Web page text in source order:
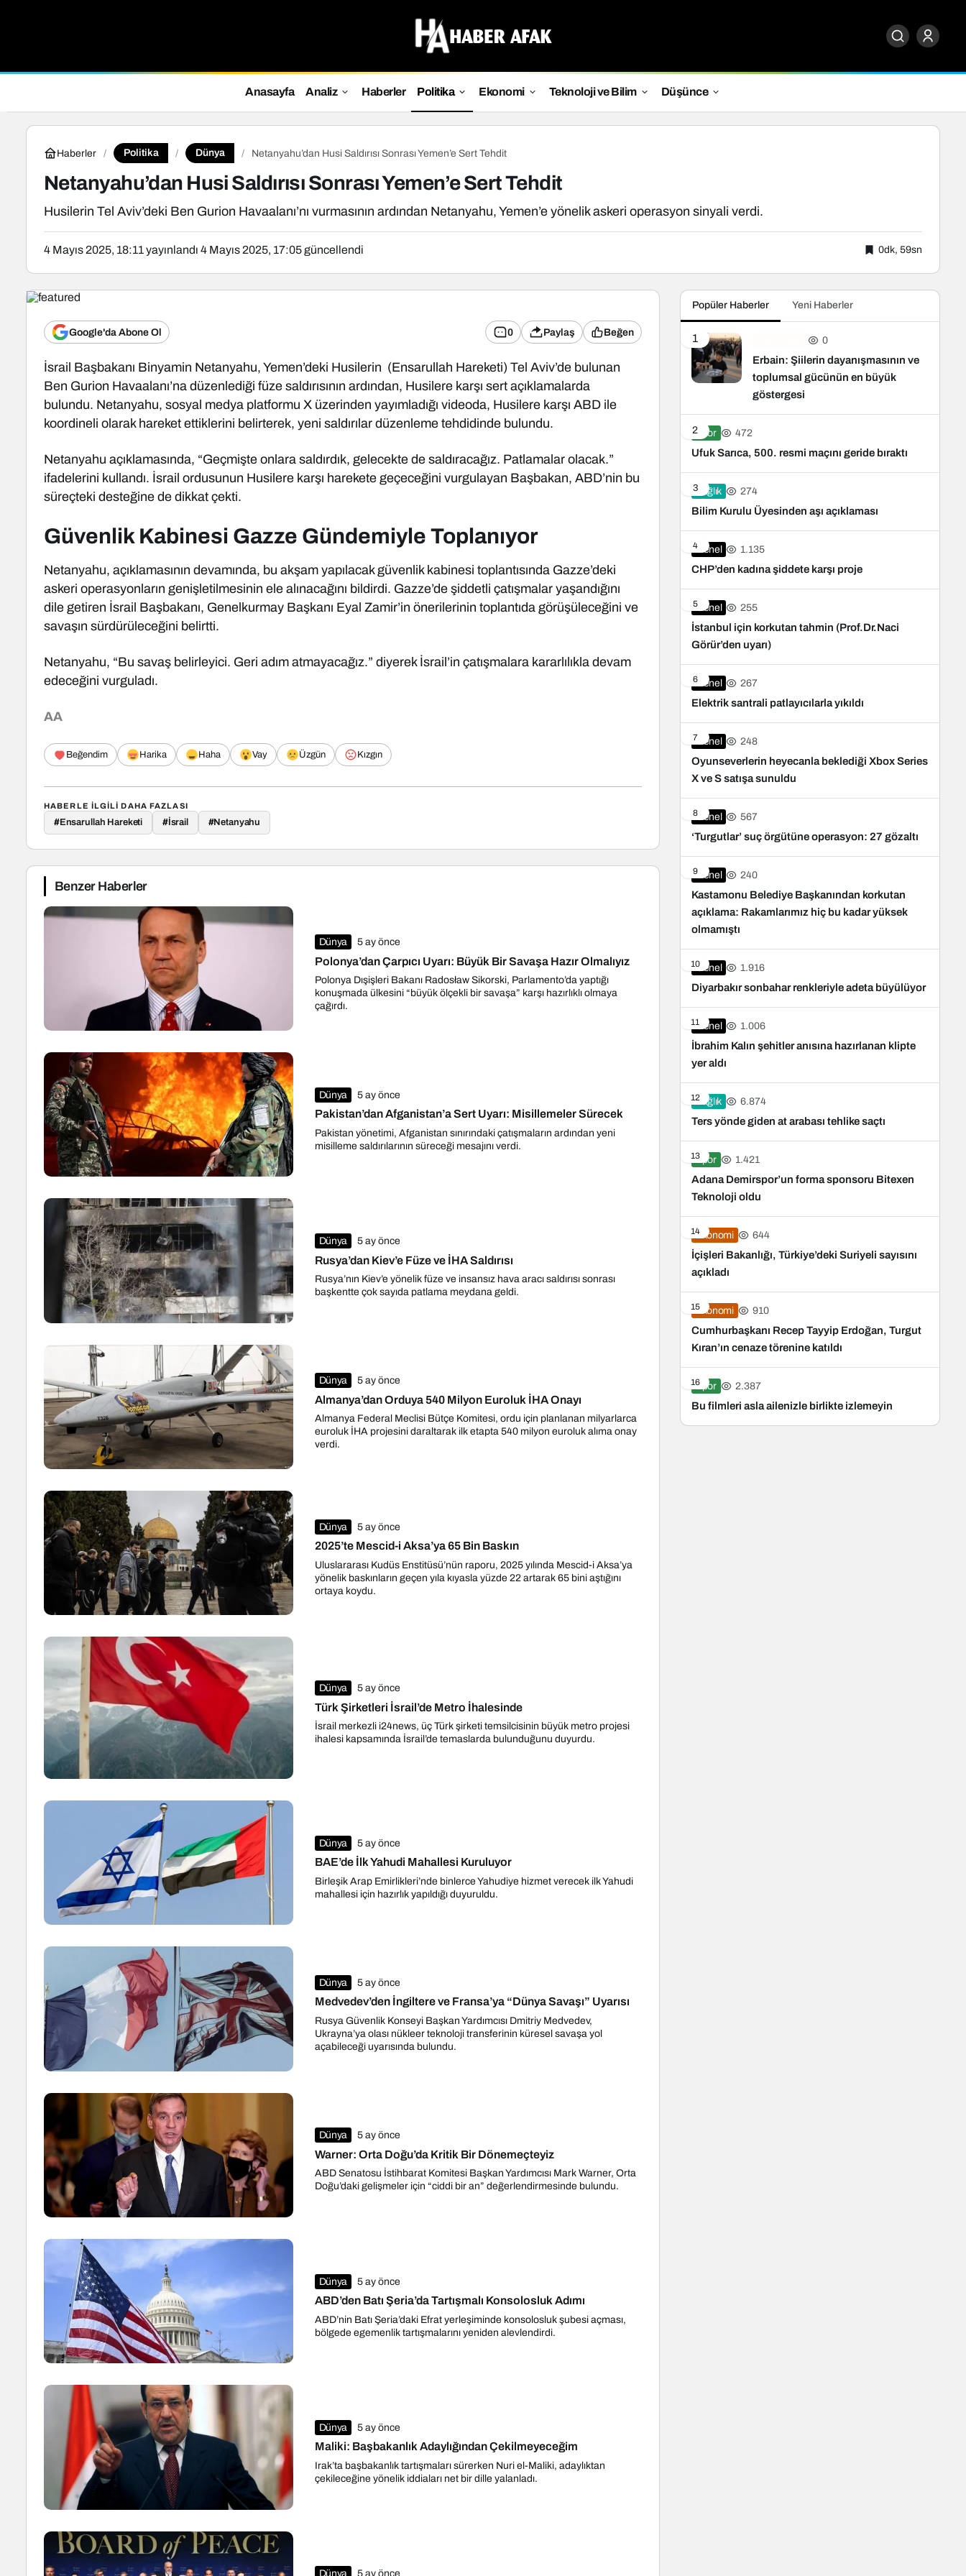
Anasayfa Analiz Haberler Politika Ekonomi Teknoloji ve Bilim Düşünce
Haberler Politika Dünya Netanyahu’dan Husi Saldırısı Sonrası Yemen’e Sert Tehdit
Netanyahu’dan Husi Saldırısı Sonrası Yemen’e Sert Tehdit
Husilerin Tel Aviv’deki Ben Gurion Havaalanı’nı vurmasının ardından Netanyahu, Yemen’e yönelik askeri operasyon sinyali verdi.
4 Mayıs 2025, 18:11yayınlandı 4 Mayıs 2025, 17:05güncellendi 0dk, 59sn
Google'da Abone Ol 0 Paylaş Beğen
İsrail Başbakanı Binyamin Netanyahu, Yemen’deki Husilerin (Ensarullah Hareketi) Tel Aviv’de bulunan
Ben Gurion Havaalanı’na düzenlediği füze saldırısının ardından, Husilere karşı sert açıklamalarda
bulundu. Netanyahu, sosyal medya platformu X üzerinden yayımladığı videoda, Husilere karşı ABD ile
koordineli olarak hareket ettiklerini belirterek, yeni saldırılar düzenleme tehdidinde bulundu.
Netanyahu açıklamasında, “Geçmişte onlara saldırdık, gelecekte de saldıracağız. Patlamalar olacak.”
ifadelerini kullandı. İsrail ordusunun Husilere karşı harekete geçeceğini vurgulayan Başbakan, ABD’nin bu
süreçteki desteğine de dikkat çekti.
Güvenlik Kabinesi Gazze Gündemiyle Toplanıyor
Netanyahu, açıklamasının devamında, bu akşam yapılacak güvenlik kabinesi toplantısında Gazze’deki
askeri operasyonların genişletilmesinin ele alınacağını bildirdi. Gazze’de şiddetli çatışmalar yaşandığını
dile getiren İsrail Başbakanı, Genelkurmay Başkanı Eyal Zamir’in önerilerinin toplantıda görüşüleceğini ve
savaşın sürdürüleceğini belirtti.
Netanyahu, “Bu savaş belirleyici. Geri adım atmayacağız.” diyerek İsrail’in çatışmalara kararlılıkla devam
edeceğini vurguladı.
AA
Beğendim Harika Haha Vay Üzgün Kızgın
HABERLE ILGILI DAHA FAZLASI
#Ensarullah Hareketi #İsrail #Netanyahu
Benzer Haberler
Dünya 5 ay önce
Polonya’dan Çarpıcı Uyarı: Büyük Bir Savaşa Hazır Olmalıyız
Polonya Dışişleri Bakanı Radosław Sikorski, Parlamento’da yaptığı
konuşmada ülkesini “büyük ölçekli bir savaşa” karşı hazırlıklı olmaya
çağırdı.
Dünya 5 ay önce
Pakistan’dan Afganistan’a Sert Uyarı: Misillemeler Sürecek
Pakistan yönetimi, Afganistan sınırındaki çatışmaların ardından yeni
misilleme saldırılarının süreceği mesajını verdi.
Dünya 5 ay önce
Rusya’dan Kiev’e Füze ve İHA Saldırısı
Rusya’nın Kiev’e yönelik füze ve insansız hava aracı saldırısı sonrası
başkentte çok sayıda patlama meydana geldi.
Dünya 5 ay önce
Almanya’dan Orduya 540 Milyon Euroluk İHA Onayı
Almanya Federal Meclisi Bütçe Komitesi, ordu için planlanan milyarlarca
euroluk İHA projesini daraltarak ilk etapta 540 milyon euroluk alıma onay
verdi.
Dünya 5 ay önce
2025’te Mescid-i Aksa’ya 65 Bin Baskın
Uluslararası Kudüs Enstitüsü’nün raporu, 2025 yılında Mescid-i Aksa’ya
yönelik baskınların geçen yıla kıyasla yüzde 22 artarak 65 bini aştığını
ortaya koydu.
Dünya 5 ay önce
Türk Şirketleri İsrail’de Metro İhalesinde
İsrail merkezli i24news, üç Türk şirketi temsilcisinin büyük metro projesi
ihalesi kapsamında İsrail’de temaslarda bulunduğunu duyurdu.
Dünya 5 ay önce
BAE’de İlk Yahudi Mahallesi Kuruluyor
Birleşik Arap Emirlikleri’nde binlerce Yahudiye hizmet verecek ilk Yahudi
mahallesi için hazırlık yapıldığı duyuruldu.
Dünya 5 ay önce
Medvedev’den İngiltere ve Fransa’ya “Dünya Savaşı” Uyarısı
Rusya Güvenlik Konseyi Başkan Yardımcısı Dmitriy Medvedev,
Ukrayna’ya olası nükleer teknoloji transferinin küresel savaşa yol
açabileceği uyarısında bulundu.
Dünya 5 ay önce
Warner: Orta Doğu’da Kritik Bir Dönemeçteyiz
ABD Senatosu İstihbarat Komitesi Başkan Yardımcısı Mark Warner, Orta
Doğu’daki gelişmeler için “ciddi bir an” değerlendirmesinde bulundu.
Dünya 5 ay önce
ABD’den Batı Şeria’da Tartışmalı Konsolosluk Adımı
ABD’nin Batı Şeria’daki Efrat yerleşiminde konsolosluk şubesi açması,
bölgede egemenlik tartışmalarını yeniden alevlendirdi.
Dünya 5 ay önce
Maliki: Başbakanlık Adaylığından Çekilmeyeceğim
Irak’ta başbakanlık tartışmaları sürerken Nuri el-Maliki, adaylıktan
çekileceğine yönelik iddiaları net bir dille yalanladı.
Dünya 5 ay önce
Popüler Haberler Yeni Haberler
1 0
Erbain: Şiilerin dayanışmasının ve
toplumsal gücünün en büyük
göstergesi
2Spor 472
Ufuk Sarıca, 500. resmi maçını geride bıraktı
3Sağlık 274
Bilim Kurulu Üyesinden aşı açıklaması
4Genel 1.135
CHP’den kadına şiddete karşı proje
5Genel 255
İstanbul için korkutan tahmin (Prof.Dr.Naci
Görür’den uyarı)
6Genel 267
Elektrik santrali patlayıcılarla yıkıldı
7 Genel 248
Oyunseverlerin heyecanla beklediği Xbox Series
X ve S satışa sunuldu
8Genel 567
‘Turgutlar’ suç örgütüne operasyon: 27 gözaltı
9Genel 240
Kastamonu Belediye Başkanından korkutan
açıklama: Rakamlarımız hiç bu kadar yüksek
olmamıştı
10Genel 1.916
Diyarbakır sonbahar renkleriyle adeta büyülüyor
11Genel 1.006
İbrahim Kalın şehitler anısına hazırlanan klipte
yer aldı
12Sağlık 6.874
Ters yönde giden at arabası tehlike saçtı
13Spor 1.421
Adana Demirspor’un forma sponsoru Bitexen
Teknoloji oldu
14Ekonomi 644
İçişleri Bakanlığı, Türkiye’deki Suriyeli sayısını
açıkladı
15Ekonomi 910
Cumhurbaşkanı Recep Tayyip Erdoğan, Turgut
Kıran’ın cenaze törenine katıldı
16Spor 2.387
Bu filmleri asla ailenizle birlikte izlemeyin